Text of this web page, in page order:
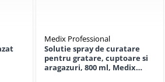
Medix Professional
Solutie spray de curatare
pentru gratare, cuptoare si
aragazuri, 800 ml, Medix